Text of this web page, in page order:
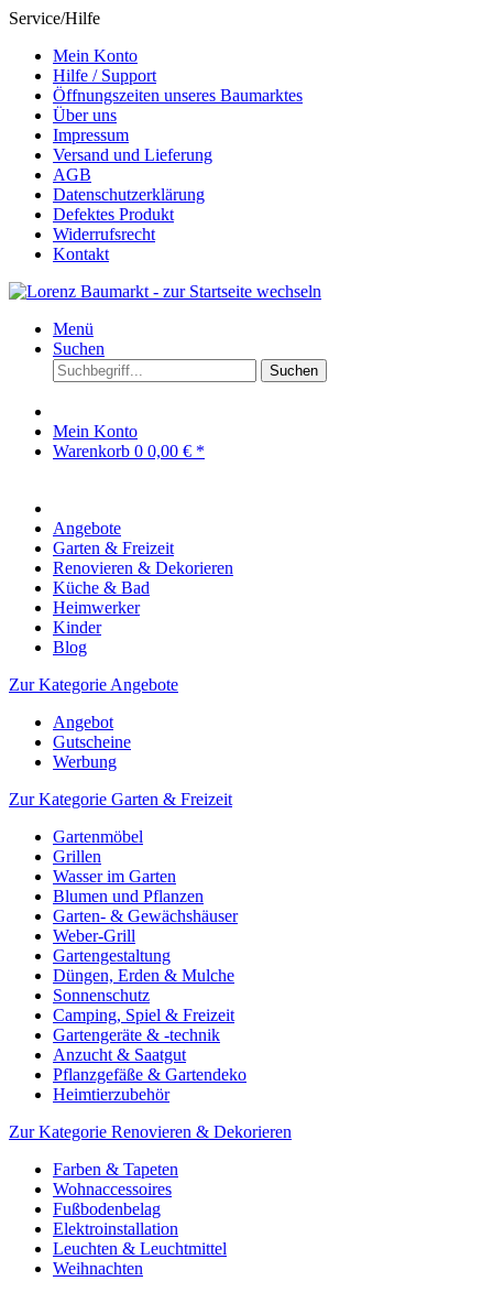
Service/Hilfe
Mein Konto
Hilfe / Support
Öffnungszeiten unseres Baumarktes
Über uns
Impressum
Versand und Lieferung
AGB
Datenschutzerklärung
Defektes Produkt
Widerrufsrecht
Kontakt
Menü
Suchen
Suchen
Mein Konto
Warenkorb 0 0,00 € *
Angebote
Garten & Freizeit
Renovieren & Dekorieren
Küche & Bad
Heimwerker
Kinder
Blog
Zur Kategorie Angebote
Angebot
Gutscheine
Werbung
Zur Kategorie Garten & Freizeit
Gartenmöbel
Grillen
Wasser im Garten
Blumen und Pflanzen
Garten- & Gewächshäuser
Weber-Grill
Gartengestaltung
Düngen, Erden & Mulche
Sonnenschutz
Camping, Spiel & Freizeit
Gartengeräte & -technik
Anzucht & Saatgut
Pflanzgefäße & Gartendeko
Heimtierzubehör
Zur Kategorie Renovieren & Dekorieren
Farben & Tapeten
Wohnaccessoires
Fußbodenbelag
Elektroinstallation
Leuchten & Leuchtmittel
Weihnachten